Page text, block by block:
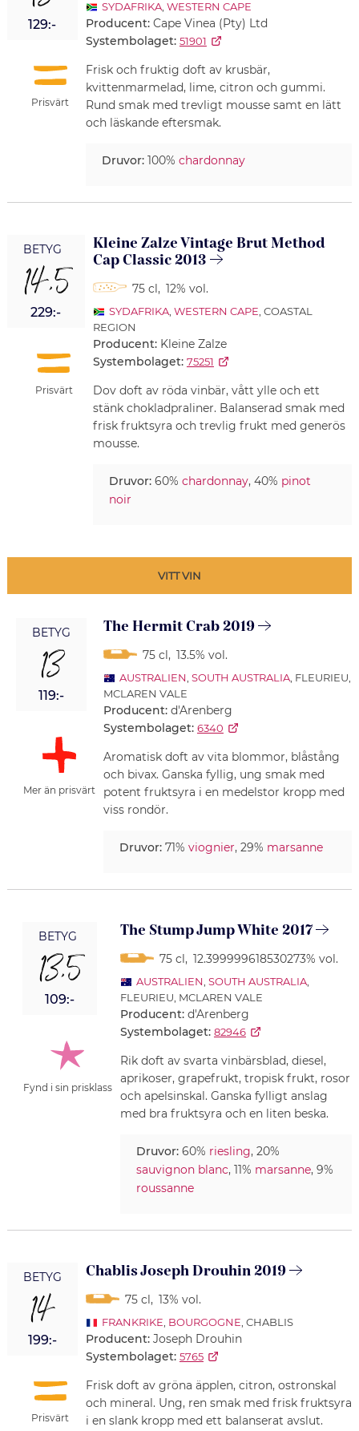
129:-
Prisvärt
SYDAFRIKA, WESTERN CAPE
Producent: Cape Vinea (Pty) Ltd
Systembolaget: 51901
Frisk och fruktig doft av krusbär,
kvittenmarmelad, lime, citron och gummi.
Rund smak med trevligt mousse samt en lätt
och läskande eftersmak.
Druvor:100% chardonnay
BETYG
14,5
229:-
Prisvärt
Kleine Zalze Vintage Brut Method
Cap Classic 2013
75 cl, 12% vol.
SYDAFRIKA, WESTERN CAPE , COASTAL
REGION
Producent: Kleine Zalze
Systembolaget: 75251
Dov doft av röda vinbär, vått ylle och ett
stänk chokladpraliner. Balanserad smak med
frisk fruktsyra och trevlig frukt med generös
mousse.
Druvor:60% chardonnay, 40% pinot
noir
VITT VIN
BETYG
13
119:-
Mer än prisvärt
The Hermit Crab 2019
75 cl, 13.5% vol.
AUSTRALIEN SOUTH AUSTRALIA, FLEURIEU,
MCLAREN VALE
Producent: d'Arenberg
Systembolaget: 6340
Aromatisk doft av vita blommor, blåstång
och bivax. Ganska fyllig, ung smak med
potent fruktsyra i en medelstor kropp med
viss rondör.
Druvor:71% viognier, 29% marsanne
BETYG
13,5
109:-
Fynd i sin prisklass
The Stump Jump White 2017
75 cl, 12.399999618530273% vol.
AUSTRALIEN SOUTH AUSTRALIA,
FLEURIEU, MCLAREN VALE
Producent: d'Arenberg
Systembolaget: 82946
Rik doft av svarta vinbärsblad, diesel,
aprikoser, grapefrukt, tropisk frukt, rosor
och apelsinskal. Ganska fylligt anslag
med bra fruktsyra och en liten beska.
Druvor:60% riesling, 20%
sauvignon blanc, 11% marsanne, 9%
roussanne
BETYG
14
199:-
Prisvärt
Chablis Joseph Drouhin 2019
75 cl, 13% vol.
FRANKRIKE BOURGOGNE , CHABLIS
Producent: Joseph Drouhin
Systembolaget: 5765
Frisk doft av gröna äpplen, citron, ostronskal
och mineral. Ung, ren smak med frisk fruktsyra
i en slank kropp med ett balanserat avslut.